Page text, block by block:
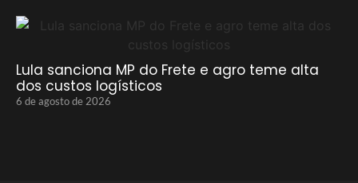
Lula sanciona MP do Frete e agro teme alta
dos custos logísticos
6 de agosto de 2026